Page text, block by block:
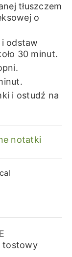
tłuszczem
o
odstaw
30 minut.
i ostudź na
notatki
tostowy